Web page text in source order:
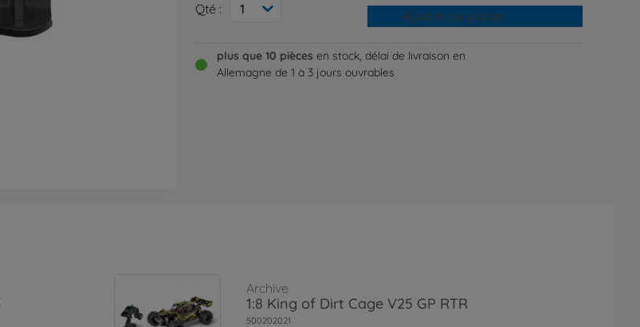
Qté : 1 Ajouter au panier
plus que 10 pièces en stock, délai de livraison en
Allemagne de 1 à 3 jours ouvrables
Archive
1:8 King of Dirt Cage V25 GP RTR
500202021